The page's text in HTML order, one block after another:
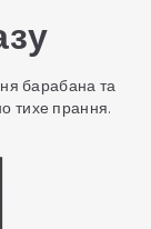
барабана та
тихе прання.